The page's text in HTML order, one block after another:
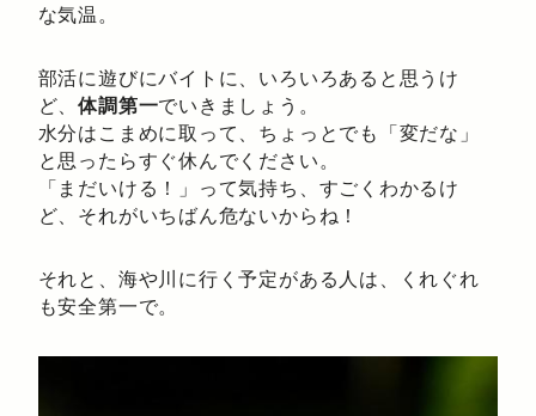
な気温。
部活に遊びにバイトに、いろいろあると思うけ
ど、体調第一でいきましょう。
水分はこまめに取って、ちょっとでも「変だな」
と思ったらすぐ休んでください。
「まだいける！」って気持ち、すごくわかるけ
ど、それがいちばん危ないからね！
それと、海や川に行く予定がある人は、くれぐれ
も安全第一で。